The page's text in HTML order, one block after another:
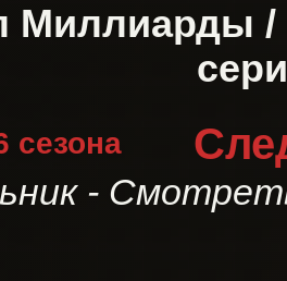
Миллиарды /
сезона
-